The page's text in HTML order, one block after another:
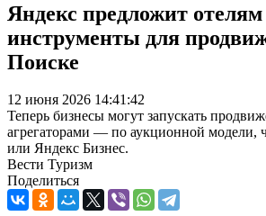
Яндекс предложит
инструменты для
Поиске
12 июня 2026 14:41:42
Теперь бизнесы могут запускать
агрегаторами — по аукционной модели,
или Яндекс Бизнес.
Вести Туризм
Поделиться